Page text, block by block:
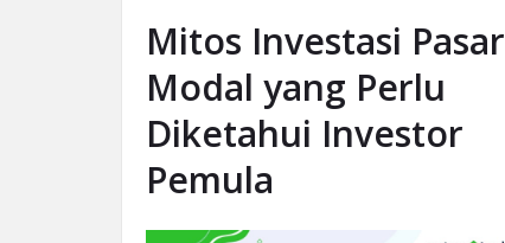
Mitos Investasi Pasar
Modal yang Perlu
Diketahui Investor
Pemula